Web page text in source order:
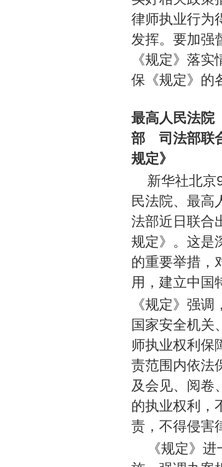
律师执业行为
发挥。要加强
《规定》落
保《规定》的
最高人民法
部 司法部联
规定》
新华社北京
民法院、最高
法部近日联合
规定》。这是
的重要举措，
用，建立中国
《规定》强
国家安全机关
师执业权利保
责范围内依法
及会见、阅卷
的执业权利，
责，不得侵
《规定》